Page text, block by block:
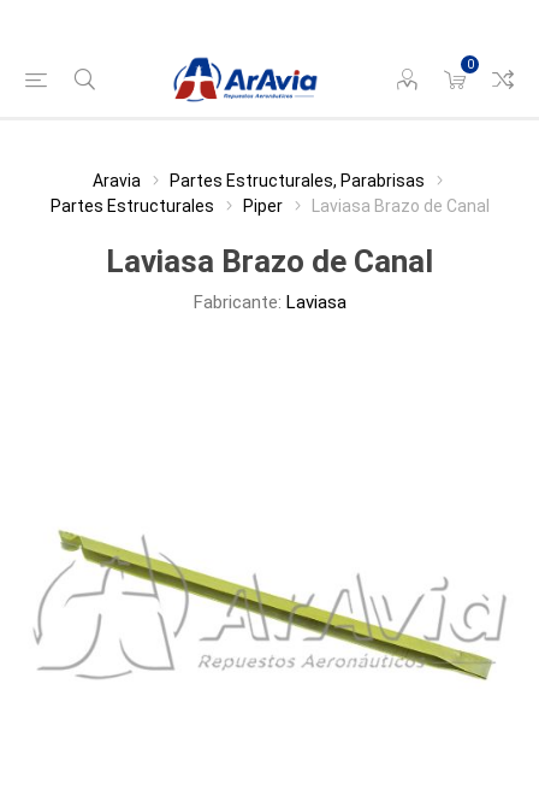
0
Aravia
Partes Estructurales, Parabrisas
Partes Estructurales
Piper Laviasa Brazo de Canal
Laviasa Brazo de Canal
Fabricante: Laviasa